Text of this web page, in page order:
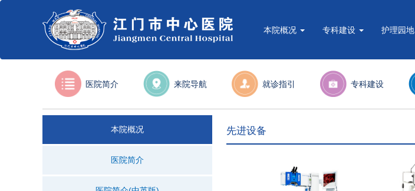
本院概况 专科建设 护理园地
医院简介 来院导航 就诊指引 专科建设
本院概况
医院简介
先进设备